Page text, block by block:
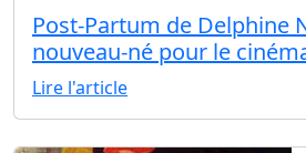
Post-Partum de Delphine
nouveau-né pour le
Lire l'article